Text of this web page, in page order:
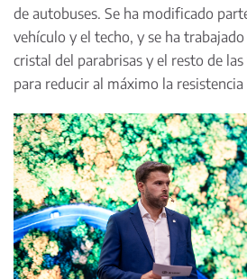
de autobuses. Se ha modificado
vehículo y el techo, y se ha
cristal del parabrisas y el resto de
para reducir al máximo la resistencia